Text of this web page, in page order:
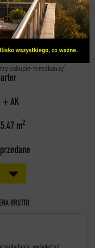
+ AK
m2
BRUTTO
zakupie-mieszkania/